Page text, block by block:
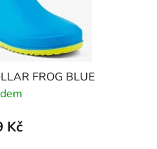
FROG BLUE
Kč